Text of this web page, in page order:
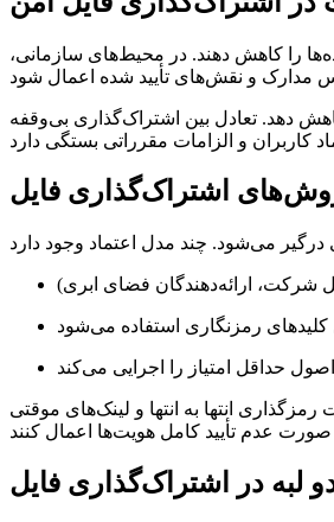
را کاهش دهند. در محیط‌های سازمانی،
دهد. تعادل بین اشتراک‌گذاری بی‌وقفه
روش‌های اشتراک‌گذاری فایل
انتها به انتها و لینک‌های موقتی
لبه در اشتراک‌گذاری فایل